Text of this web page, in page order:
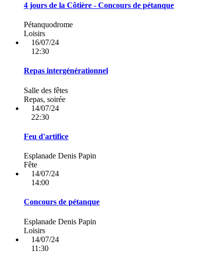
4 jours de la Côtière - Concours de pétanque
Pétanquodrome
Loisirs
16/07/24
12:30
Repas intergénérationnel
Salle des fêtes
Repas, soirée
14/07/24
22:30
Feu d'artifice
Esplanade Denis Papin
Fête
14/07/24
14:00
Concours de pétanque
Esplanade Denis Papin
Loisirs
14/07/24
11:30